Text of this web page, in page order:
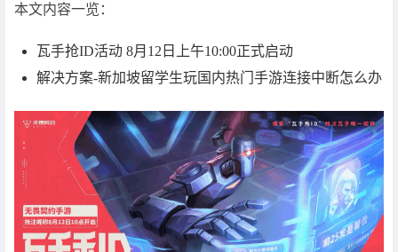
本文内容一览：
瓦手抢ID活动 8月12日上午10:00正式启动
解决方案-新加坡留学生玩国内热门手游连接中断怎么办